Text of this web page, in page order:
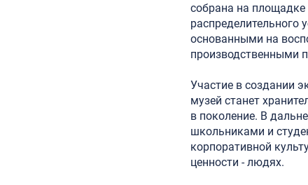
собрана на
распределительного
основанными на
производственными
Участие в создании
музей станет
в поколение. В
школьниками и
корпоративной
ценности - людях.